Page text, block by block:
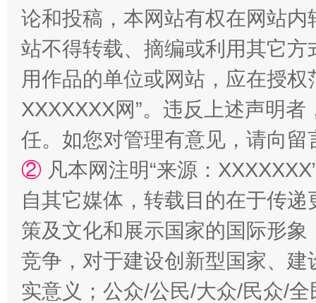
国家大学科技园优化重塑工作
扯下公款旅游的“隐身衣” 如何以
论和投稿，本网站有权在网站
站不得转载、摘编或利用其它
用作品的单位或网站，应在授
XXXXXXX网”。违反上述声明
任。如您对管理有意见，请向
② 凡本网注明“来源：
自其它媒体，转载目的在于传
策及文化和展示国家的国际形
竞争，对于建设创新型国家、
实意义；公众/公民/大众/民众/